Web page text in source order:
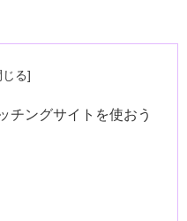
チングサイトを使おう